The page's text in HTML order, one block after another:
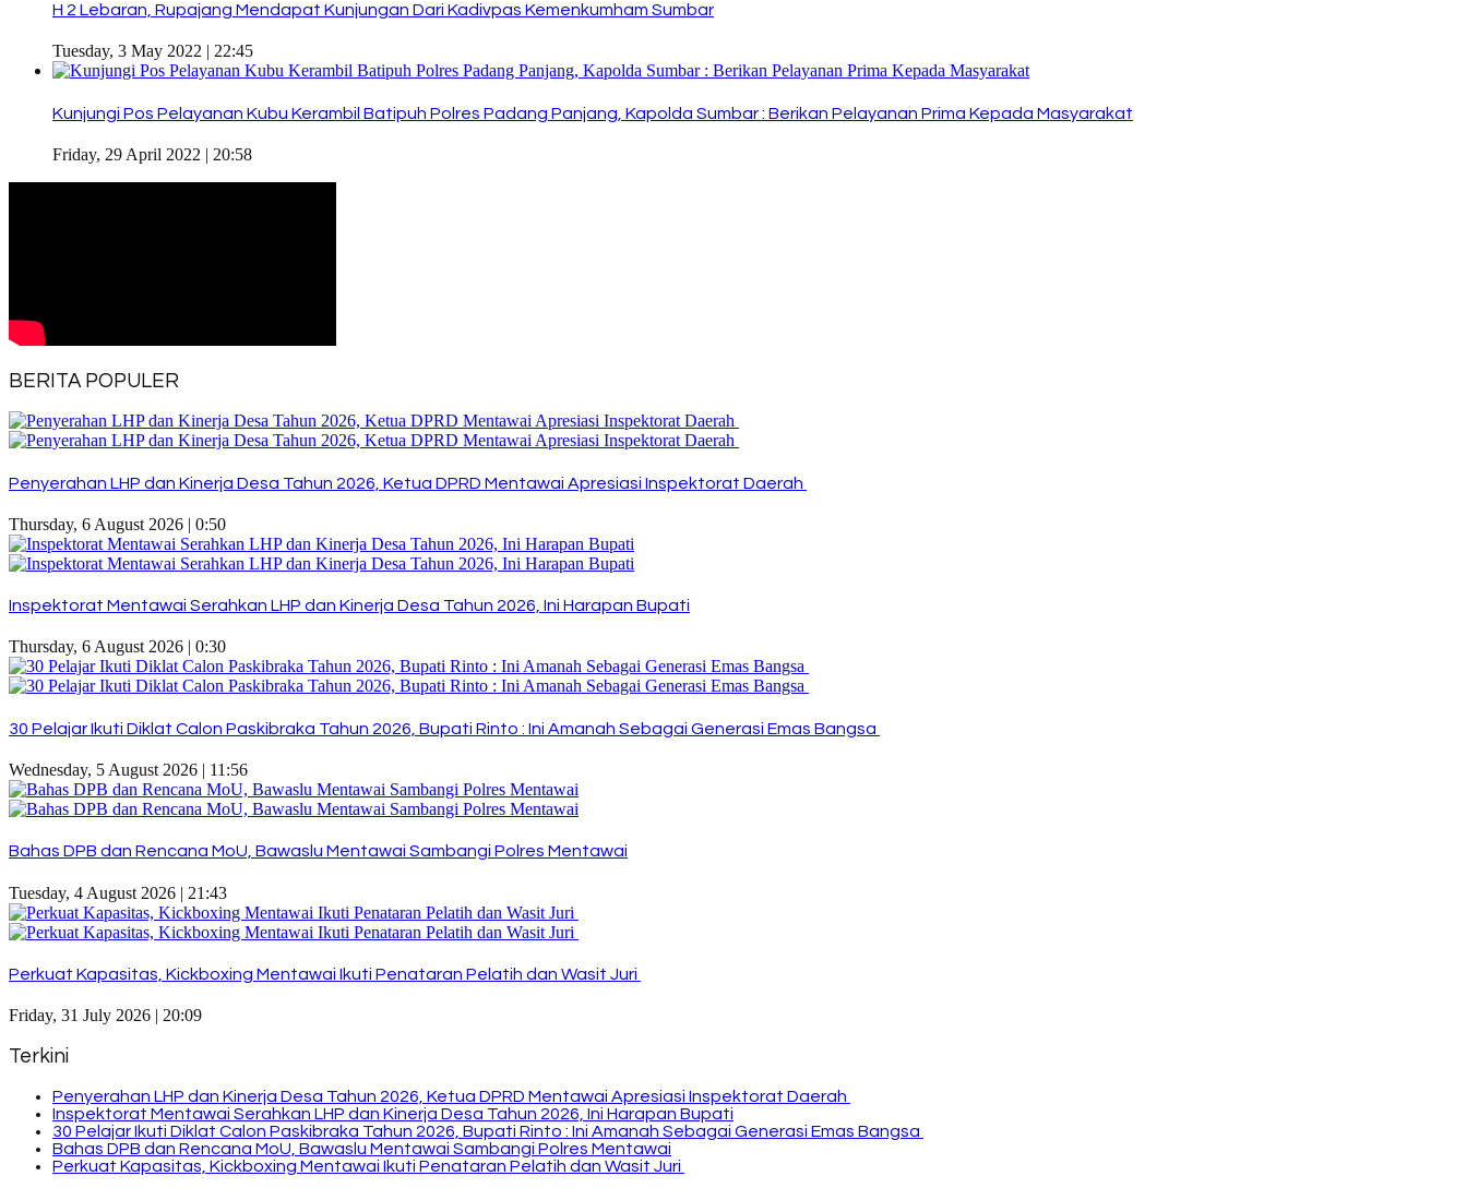
H 2 Lebaran, Rupajang Mendapat Kunjungan Dari Kadivpas Kemenkumham Sumbar
Tuesday, 3 May 2022 | 22:45
Kunjungi Pos Pelayanan Kubu Kerambil Batipuh Polres Padang Panjang, Kapolda Sumbar : Berikan Pelayanan Prima Kepada Masyarakat
Friday, 29 April 2022 | 20:58
BERITA POPULER
Penyerahan LHP dan Kinerja Desa Tahun 2026, Ketua DPRD Mentawai Apresiasi Inspektorat Daerah
Thursday, 6 August 2026 | 0:50
Inspektorat Mentawai Serahkan LHP dan Kinerja Desa Tahun 2026, Ini Harapan Bupati
Thursday, 6 August 2026 | 0:30
30 Pelajar Ikuti Diklat Calon Paskibraka Tahun 2026, Bupati Rinto : Ini Amanah Sebagai Generasi Emas Bangsa
Wednesday, 5 August 2026 | 11:56
Bahas DPB dan Rencana MoU, Bawaslu Mentawai Sambangi Polres Mentawai
Tuesday, 4 August 2026 | 21:43
Perkuat Kapasitas, Kickboxing Mentawai Ikuti Penataran Pelatih dan Wasit Juri
Friday, 31 July 2026 | 20:09
Terkini
Penyerahan LHP dan Kinerja Desa Tahun 2026, Ketua DPRD Mentawai Apresiasi Inspektorat Daerah
Inspektorat Mentawai Serahkan LHP dan Kinerja Desa Tahun 2026, Ini Harapan Bupati
30 Pelajar Ikuti Diklat Calon Paskibraka Tahun 2026, Bupati Rinto : Ini Amanah Sebagai Generasi Emas Bangsa
Bahas DPB dan Rencana MoU, Bawaslu Mentawai Sambangi Polres Mentawai
Perkuat Kapasitas, Kickboxing Mentawai Ikuti Penataran Pelatih dan Wasit Juri